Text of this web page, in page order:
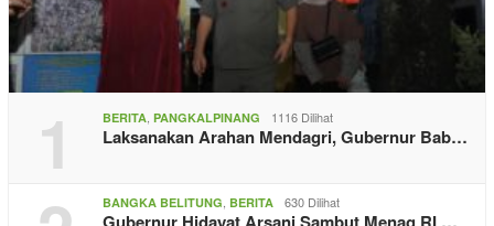
1 BERITA PANGKALPINANG 1116 Dilihat
Laksanakan Arahan Mendagri, Gubernur Bab…
BANGKA BELITUNG BERITA 630 Dilihat